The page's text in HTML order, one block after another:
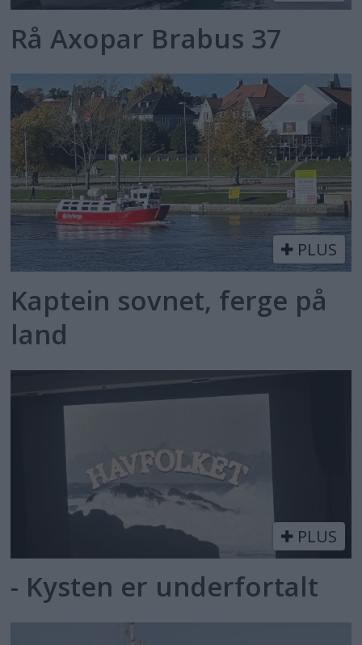
Rå Axopar Brabus 37
PLUS
Kaptein sovnet, ferge på
land
PLUS
- Kysten er underfortalt